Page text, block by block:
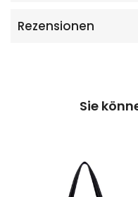
Rezensionen
Sie